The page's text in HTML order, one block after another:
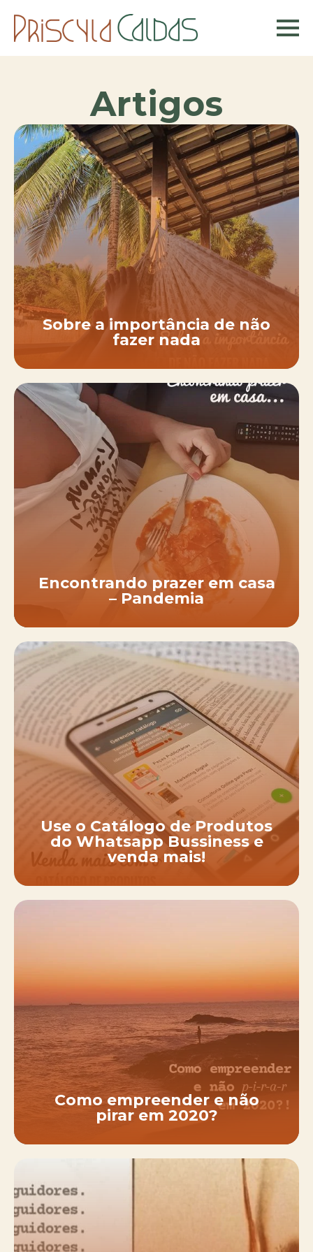
Artigos
Sobre a importância de não
fazer nada
Encontrando prazer em casa
– Pandemia
Use o Catálogo de Produtos
do Whatsapp Bussiness e
venda mais!
Como empreender e não
pirar em 2020?